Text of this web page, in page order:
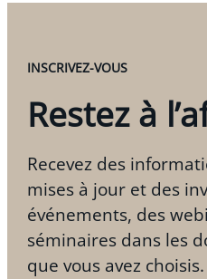
INSCRIVEZ-VOUS
Restez à
Recevez des
mises à jour et des
événements, des
séminaires dans les
que vous avez choisis.